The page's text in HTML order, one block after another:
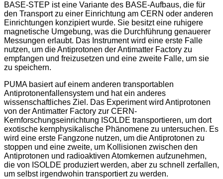
BASE-STEP ist eine Variante des BASE-Aufbaus, die für
den Transport zu einer Einrichtung am CERN oder anderen
Einrichtungen konzipiert wurde. Sie besitzt eine ruhigere
magnetische Umgebung, was die Durchführung genauerer
Messungen erlaubt. Das Instrument wird eine erste Falle
nutzen, um die Antiprotonen der Antimatter Factory zu
empfangen und freizusetzen und eine zweite Falle, um sie
zu speichern.
PUMA basiert auf einem anderen transportablen
Antiprotonenfallensystem und hat ein anderes
wissenschaftliches Ziel. Das Experiment wird Antiprotonen
von der Antimatter Factory zur CERN-
Kernforschungseinrichtung ISOLDE transportieren, um dort
exotische kernphysikalische Phänomene zu untersuchen. Es
wird eine erste Fangzone nutzen, um die Antiprotonen zu
stoppen und eine zweite, um Kollisionen zwischen den
Antiprotonen und radioaktiven Atomkernen aufzunehmen,
die von ISOLDE produziert werden, aber zu schnell zerfallen,
um selbst irgendwohin transportiert zu werden.